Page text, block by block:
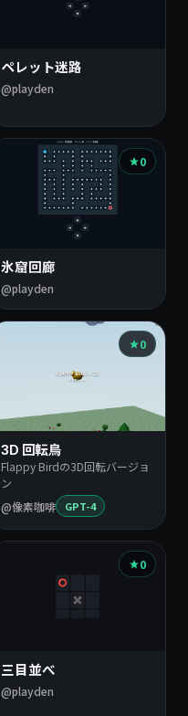
ペレット迷路
@playden
0
氷窟回廊
@playden
0
3D 回転鳥
Flappy Birdの3D回転バージョ
ン
@像素咖啡
GPT-4
0
三目並べ
@playden